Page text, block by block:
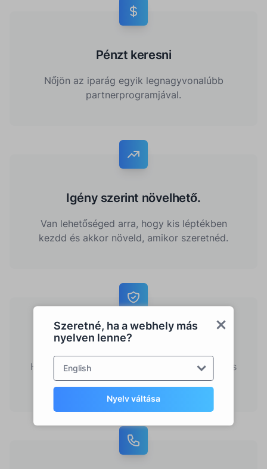
Szeretné, ha a webhely más
nyelven lenne?
English
Nyelv váltása
Pénzt keresni
Nőjön az iparág egyik legnagyvonalúbb
partnerprogramjával.
Igény szerint növelhető.
Van lehetőséged arra, hogy kis léptékben
kezdd és akkor növeld, amikor szeretnéd.
Nincs kockázat
Használja ki az egyszerű, problémamentes és
kockázatmentes kezdést.